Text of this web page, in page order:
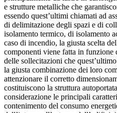
e strutture metalliche che
essendo quest’ultimi chiamati ad
di delimitazione degli spazi e di
isolamento termico, di isolamento
caso di incendio, la giusta scelta
componenti viene fatta in funzione
delle sollecitazioni che
la giusta combinazione dei loro
attenzionare il corretto
costituiscono la struttura
considerazione le principali
contenimento del consumo